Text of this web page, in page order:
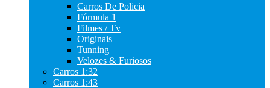
Carros De Policia
Fórmula 1
Filmes / Tv
Originais
Tunning
Velozes & Furiosos
Carros 1:32
Carros 1:43